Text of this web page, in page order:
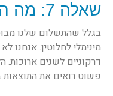
שאלה 7: מה ההתחייבות שלי?
בגלל שהתשלום שלנו
מינימלי לחלוטין. אנחנו
דרקוניים לשנים ארוכות.
פשוט רואים את